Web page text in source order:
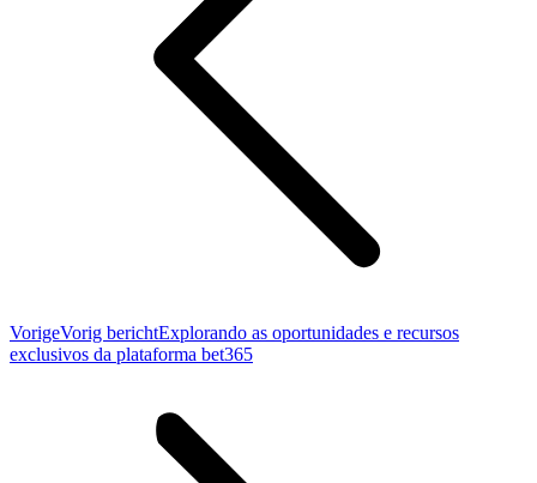
VorigeVorig berichtExplorando as oportunidades e recursos
exclusivos da plataforma bet365